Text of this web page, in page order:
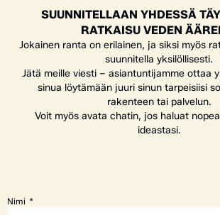
SUUNNITELLAAN YHDESSÄ
RATKAISU VEDEN
Jokainen ranta on erilainen, ja siksi myös
suunnitella yksilöllisesti.
Jätä meille viesti – asiantuntijamme ottaa
sinua löytämään juuri sinun tarpeisiisi
rakenteen tai palvelun.
Voit myös avata chatin, jos haluat
ideastasi.
Nimi